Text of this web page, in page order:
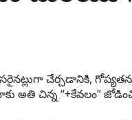
చేర్చడానికి,
అతి చిన్న “+కేవలం”